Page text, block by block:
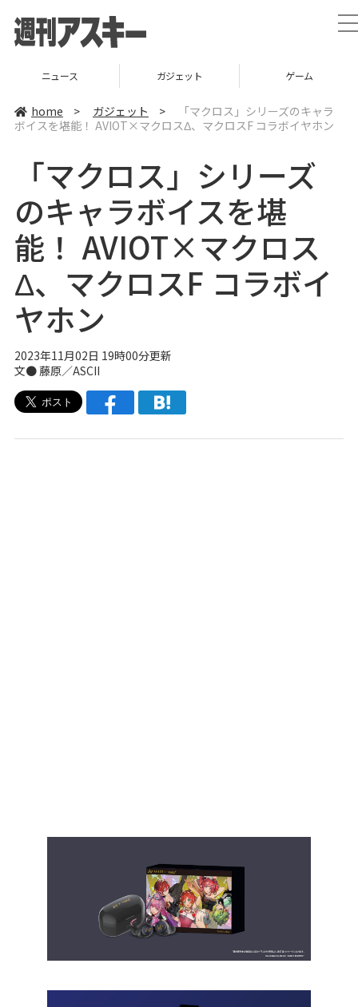
t
o
ニュース ガジェット ゲーム
home > ガジェット >
「マクロス」シリーズのキャラ
ボイスを堪能！ AVIOT×マクロスΔ、マクロスF コラボイヤホン
「マクロス」シリーズ
のキャラボイスを堪
能！ AVIOT×マクロス
Δ、マクロスF コラボイ
ヤホン
2023年11月02日 19時00分更新
文● 藤原／ASCII